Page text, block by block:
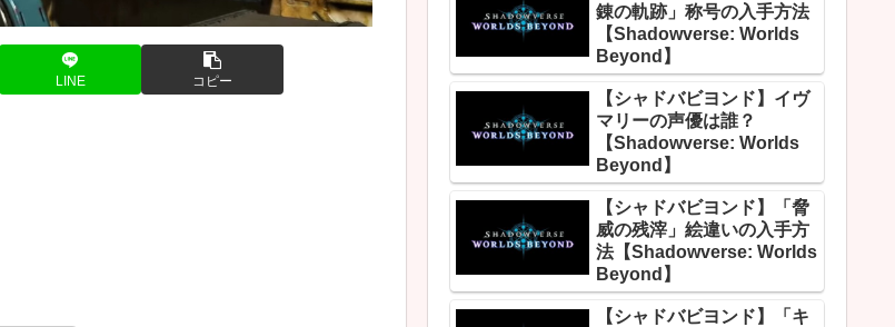
LINE コピー
錬の軌跡」称号の入手方法
【Shadowverse: Worlds
Beyond】
【シャドバビヨンド】イヴ
マリーの声優は誰？
【Shadowverse: Worlds
Beyond】
【シャドバビヨンド】「脅
威の残滓」絵違いの入手方
法【Shadowverse: Worlds
Beyond】
【シャドバビヨンド】「キ